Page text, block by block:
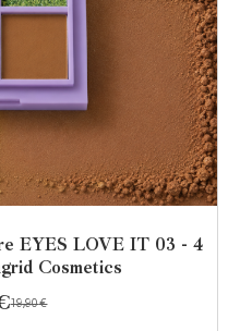
EYES LOVE IT 03 - 4
Cosmetics
19,90€